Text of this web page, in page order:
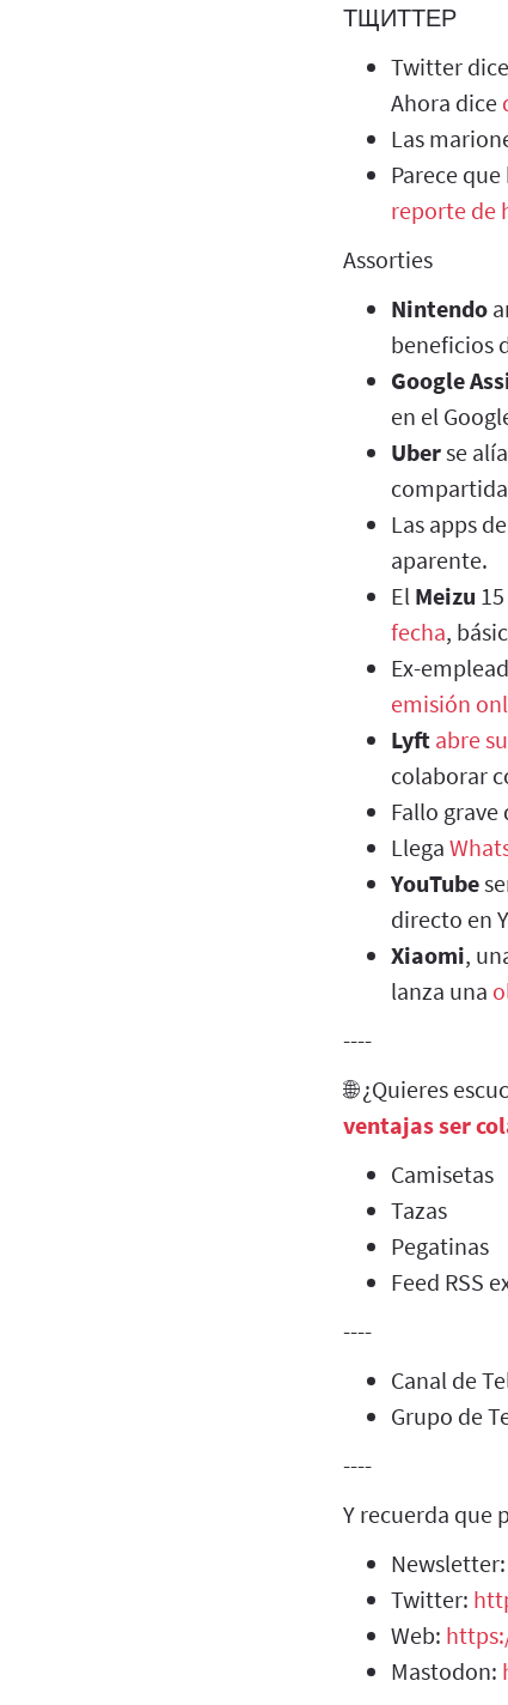
ТЩИТТЕР
Twitter
Ahora dice
Las
Parece
reporte de
Assorties
Nintendo
beneficios
Google
en el
Uberse
Las apps de
aparente.
El Meizu
fecha,
Ex-
emisión
Lyft abre
colaborar
Fallo grave
Llega
YouTube
directo en
Xiaomi,
lanza una
----
🌐 ¿Quieres
ventajas ser
Camisetas
Tazas
Pegatinas
Feed RSS
----
Canal de
Grupo de
----
Y recuerda que
Newsletter:
Twitter:
Web:
Mastodon: